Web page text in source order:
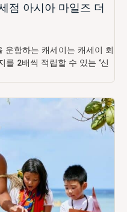
점 아시아 마일즈 더
운항하는 캐세이는 캐세이 회
2배씩 적립할 수 있는 ‘신